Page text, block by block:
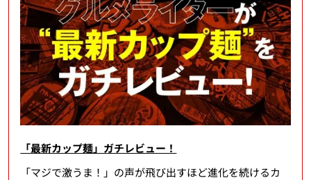
「最新カップ麺」ガチレビュー！
「マジで激うま！」の声が飛び出すほど進化を続けるカ